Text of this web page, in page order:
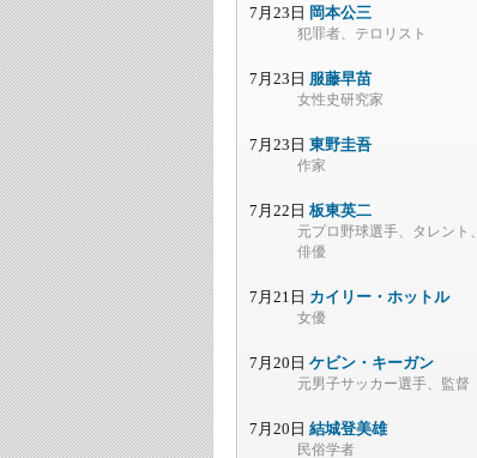
7月23日 岡本公三
犯罪者、テロリスト
7月23日 服藤早苗
女性史研究家
7月23日 東野圭吾
作家
7月22日 板東英二
元プロ野球選手、タレント、
俳優
7月21日 カイリー・ホットル
女優
7月20日 ケビン・キーガン
元男子サッカー選手、監督
7月20日 結城登美雄
民俗学者